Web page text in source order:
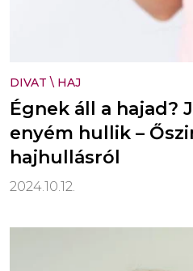
DIVAT \ HAJ
Égnek áll a hajad?
enyém hullik –
hajhullásról
2024.10.12.